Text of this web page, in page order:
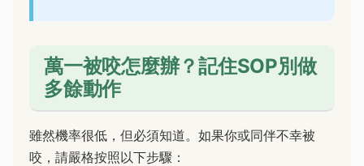
萬一被咬怎麼辦？記住SOP別做
多餘動作
雖然機率很低，但必須知道。如果你或同伴不幸被
咬，請嚴格按照以下步驟：